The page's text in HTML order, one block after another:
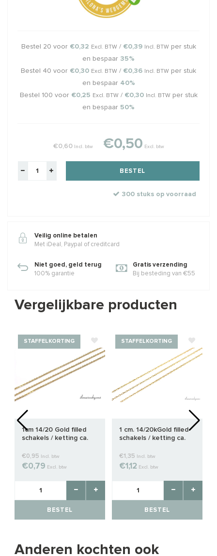
Bestel 20 voor €0,32 Excl. BTW / €0,39 Incl. BTW per stuk
en bespaar 35%
Bestel 40 voor €0,30 Excl. BTW / €0,36 Incl. BTW per stuk
en bespaar 40%
Bestel 100 voor €0,25 Excl. BTW / €0,30 Incl. BTW per stuk
en bespaar 50%
€0,60 Incl. btw €0,50 Excl. btw
BESTEL
300 stuks op voorraad
Veilig online betalen
Met iDeal, Paypal of creditcard
Niet goed, geld terug
100% garantie
Gratis verzending
Bij besteding van €55
Vergelijkbare producten
STAFFELKORTING
1cm 14/20 Gold filled
schakels / ketting ca.
€0,95 Incl. btw
€0,79 Excl. btw
BESTEL
STAFFELKORTING
1 cm. 14/20kGold filled
schakels / ketting ca.
€1,35 Incl. btw
€1,12 Excl. btw
BESTEL
Anderen kochten ook